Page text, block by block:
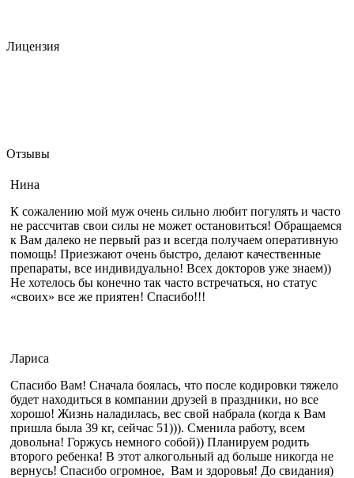
Лицензия
Отзывы
Нина
К сожалению мой муж очень сильно любит погулять и часто
не рассчитав свои силы не может остановиться! Обращаемся
к Вам далеко не первый раз и всегда получаем оперативную
помощь! Приезжают очень быстро, делают качественные
препараты, все индивидуально! Всех докторов уже знаем))
Не хотелось бы конечно так часто встречаться, но статус
«своих» все же приятен! Спасибо!!!
Лариса
Спасибо Вам! Сначала боялась, что после кодировки тяжело
будет находиться в компании друзей в праздники, но все
хорошо! Жизнь наладилась, вес свой набрала (когда к Вам
пришла была 39 кг, сейчас 51))). Сменила работу, всем
довольна! Горжусь немного собой)) Планируем родить
второго ребенка! В этот алкогольный ад больше никогда не
вернусь! Спасибо огромное, Вам и здоровья! До свидания)